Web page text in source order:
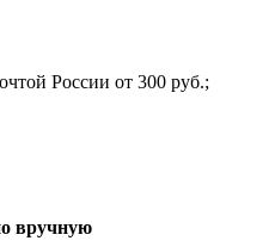
России от 300 руб.;
вручную